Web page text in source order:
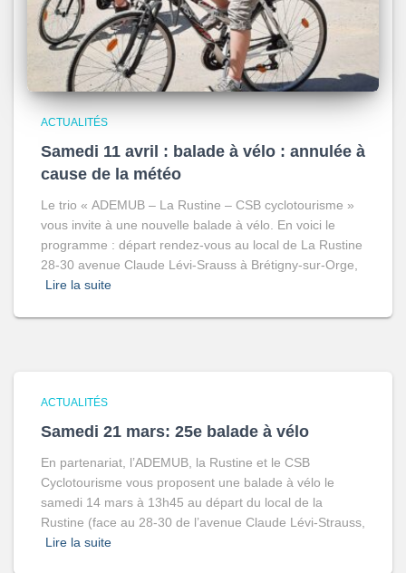
ACTUALITÉS
Samedi 11 avril : balade à vélo : annulée à
cause de la météo
Le trio « ADEMUB – La Rustine – CSB cyclotourisme »
vous invite à une nouvelle balade à vélo. En voici le
programme : départ rendez-vous au local de La Rustine
28-30 avenue Claude Lévi-Srauss à Brétigny-sur-Orge,
Lire la suite
ACTUALITÉS
Samedi 21 mars: 25e balade à vélo
En partenariat, l’ADEMUB, la Rustine et le CSB
Cyclotourisme vous proposent une balade à vélo le
samedi 14 mars à 13h45 au départ du local de la
Rustine (face au 28-30 de l’avenue Claude Lévi-Strauss,
Lire la suite